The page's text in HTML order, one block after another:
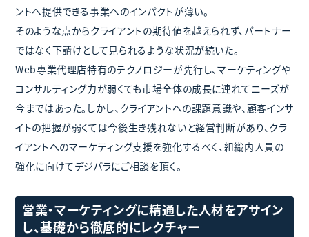
ントへ提供できる事業へのインパクトが薄い。
そのような点からクライアントの期待値を越えられず、パートナー
ではなく下請けとして見られるような状況が続いた。
Web専業代理店特有のテクノロジーが先行し、マーケティングや
コンサルティング力が弱くても市場全体の成長に連れてニーズが
今まではあった。しかし、クライアントへの課題意識や、顧客インサ
イトの把握が弱くては今後生き残れないと経営判断があり、クラ
イアントへのマーケティング支援を強化するべく、組織内人員の
強化に向けてデジパラにご相談を頂く。
営業・マーケティングに精通した人材をアサイン
し、基礎から徹底的にレクチャー